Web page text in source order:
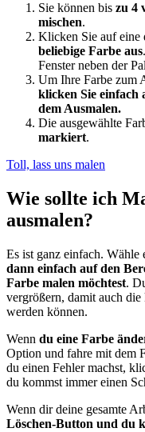
Sie können bis zu 4
mischen.
Klicken Sie auf eine
beliebige Farbe aus
Fenster neben der
Um Ihre Farbe zum
klicken Sie einfach
dem Ausmalen.
Die ausgewählte
markiert.
Toll, lass uns malen
Wie sollte ich
ausmalen?
Es ist ganz einfach. Wähle
dann einfach auf den
Farbe malen möchtest.
vergrößern, damit auch
werden können.
Wenn du eine Farbe
Option und fahre mit dem
du einen Fehler machst,
du kommst immer einen
Wenn dir deine gesamte
Löschen-Button und du